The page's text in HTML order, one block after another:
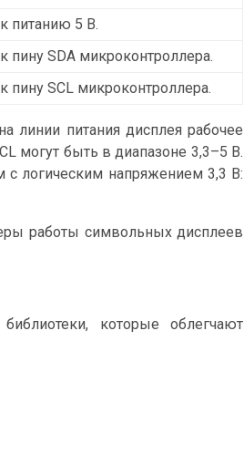
питанию 5 В.
пину SDA микроконтроллера.
пину SCL микроконтроллера.
линии питания дисплея рабочее
могут быть в диапазоне 3,3–5 В.
с логическим напряжением 3,3 В:
работы символьных дисплеев
которые облегчают